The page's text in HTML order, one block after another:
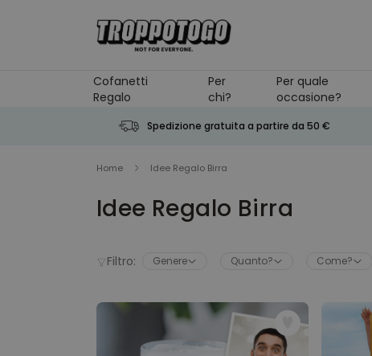
Cofanetti
Regalo
Per
chi?
Per quale
occasione?
Spedizione gratuita a partire da 50 €
Home Idee Regalo Birra
Idee Regalo Birra
Filtro: Genere Quanto? Come?